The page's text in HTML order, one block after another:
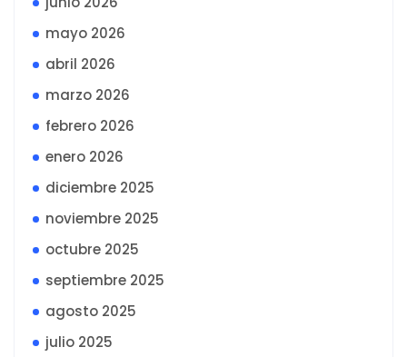
mayo 2026
abril 2026
marzo 2026
febrero 2026
enero 2026
diciembre 2025
noviembre 2025
octubre 2025
septiembre 2025
agosto 2025
julio 2025